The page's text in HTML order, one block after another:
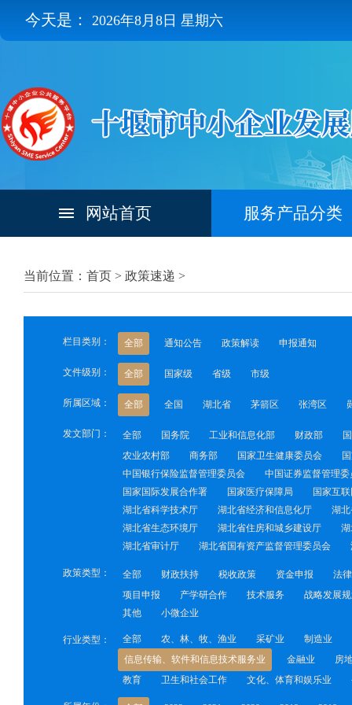
今天是： 2026年8月8日 星期六
网站首页 服务产品分类
当前位置：首页 > 政策速递 >
栏目类别： 全部 通知公告 政策解读 申报通知
文件级别： 全部 国家级 省级 市级
所属区域： 全部 全国 湖北省 茅箭区 张湾区
发文部门： 全部 国务院 工业和信息化部 财政部
农业农村部
商务部 国家卫生健康委员会
中国银行保险监督管理委员会
中国证券监督管理委
国家国际发展合作署
国家医疗保障局
国家互
湖北省科学技术厅
湖北省经济和信息化厅
湖
湖北省生态环境厅
湖北省住房和城乡建设厅
湖北省审计厅
湖北省国有资产监督管理委员会
政策类型： 全部 财政扶持 税收政策 资金申报
法
项目申报
产学研合作 技术服务
战略发展
其他
小微企业
行业类型： 全部 农、林、牧、渔业 采矿业
制造业
信息传输、软件和信息技术服务业
金融业
房
教育
卫生和社会工作 文化、体育和娱乐业